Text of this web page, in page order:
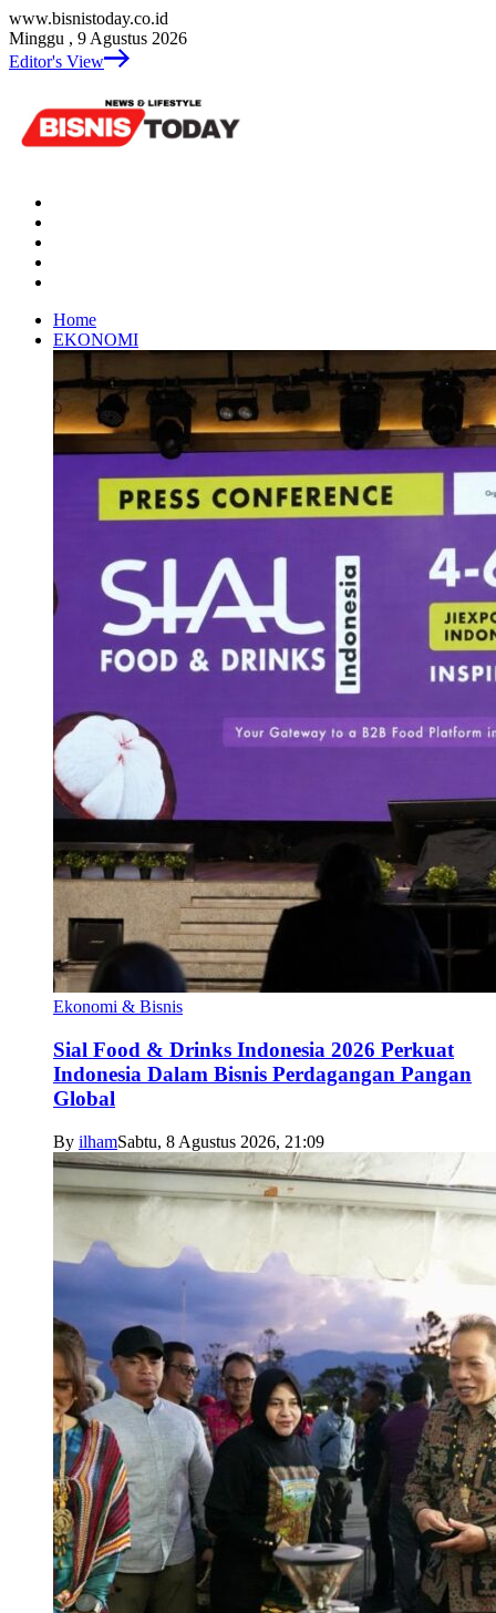
www.bisnistoday.co.id
Minggu , 9 Agustus 2026
Editor's View
Home
EKONOMI
Ekonomi & Bisnis
Sial Food & Drinks Indonesia 2026 Perkuat
Indonesia Dalam Bisnis Perdagangan Pangan
Global
By ilhamSabtu, 8 Agustus 2026, 21:09